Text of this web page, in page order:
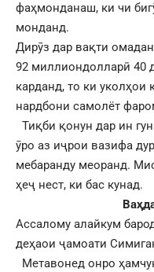
фаҳмонданаш, ки чи
монданд.
Дирӯз дар вақти
92 миллиондолларӣ 40
карданд, то ки уколҳои
нардбони самолёт
Тиқби қонун дар ин
ӯро аз иҷрои вазифа
мебаранду меоранд.
ҳеҷ нест, ки бас кунад.
Ассалому алайкум
деҳаои ҷамоати
Метавонед онро